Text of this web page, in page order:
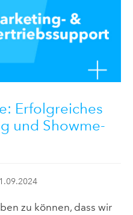
Erfolgreiches
und Showme-
zu können, dass wir